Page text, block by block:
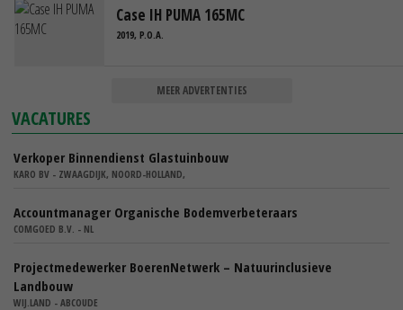
Case IH PUMA 165MC
2019, P.O.A.
MEER ADVERTENTIES
VACATURES
Verkoper Binnendienst Glastuinbouw
KARO BV - ZWAAGDIJK, NOORD-HOLLAND,
Accountmanager Organische Bodemverbeteraars
COMGOED B.V. - NL
Projectmedewerker BoerenNetwerk – Natuurinclusieve
Landbouw
WIJ.LAND - ABCOUDE